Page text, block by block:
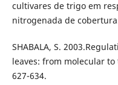
cultivares de trigo em
nitrogenada de
SHABALA, S.
leaves: from molecular
627-634.